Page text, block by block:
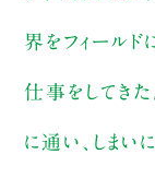
界をフィールド
仕事をしてきた
に通い、しまい